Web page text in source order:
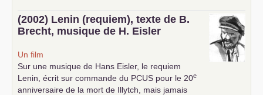
(2002) Lenin (requiem), texte de B.
Brecht, musique de H. Eisler
Un film
Sur une musique de Hans Eisler, le requiem
Lenin, écrit sur commande du PCUS pour le 20e
anniversaire de la mort de Illytch, mais jamais